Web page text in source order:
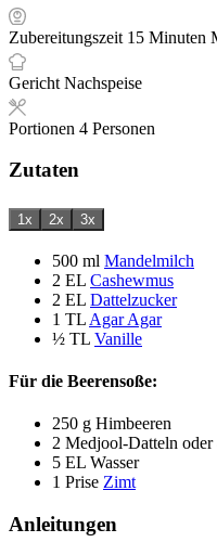
Zubereitungszeit 15 Minuten
Gericht Nachspeise
Portionen 4 Personen
Zutaten
1x 2x 3x
500 ml Mandelmilch
2 EL Cashewmus
2 EL Dattelzucker
1 TL Agar Agar
½ TL Vanille
Für die Beerensoße:
250 g Himbeeren
2 Medjool-Datteln oder
5 EL Wasser
1 Prise Zimt
Anleitungen